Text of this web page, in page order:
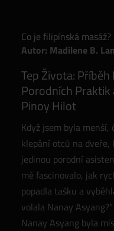
Co je filipínská
Autor: Madilene B.
Tep Života:
Porodních Praktik
Pinoy Hilot
Když jsem byla
klepání otců na
jedinou porodní
mě fascinovalo, jak
popadla tašku a
volala Nanay
Nanay Asyang byla